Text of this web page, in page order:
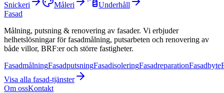
Snickeri
Måleri
Underhåll
Fasad
Målning, putsning & renovering av fasader. Vi erbjuder
helhetslösningar för fasadmålning, putsarbeten och renovering av
både villor, BRF:er och större fastigheter.
FasadmålningFasadputsningFasadisoleringFasadreparationFasadbyte
Visa alla fasad-tjänster
Om ossKontakt